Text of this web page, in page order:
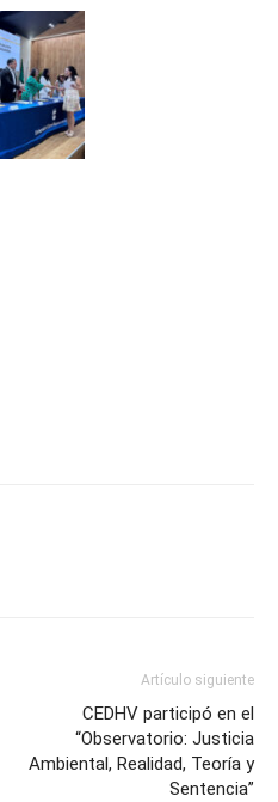
Artículo siguiente
CEDHV participó en el
“Observatorio: Justicia
Ambiental, Realidad, Teoría y
Sentencia”